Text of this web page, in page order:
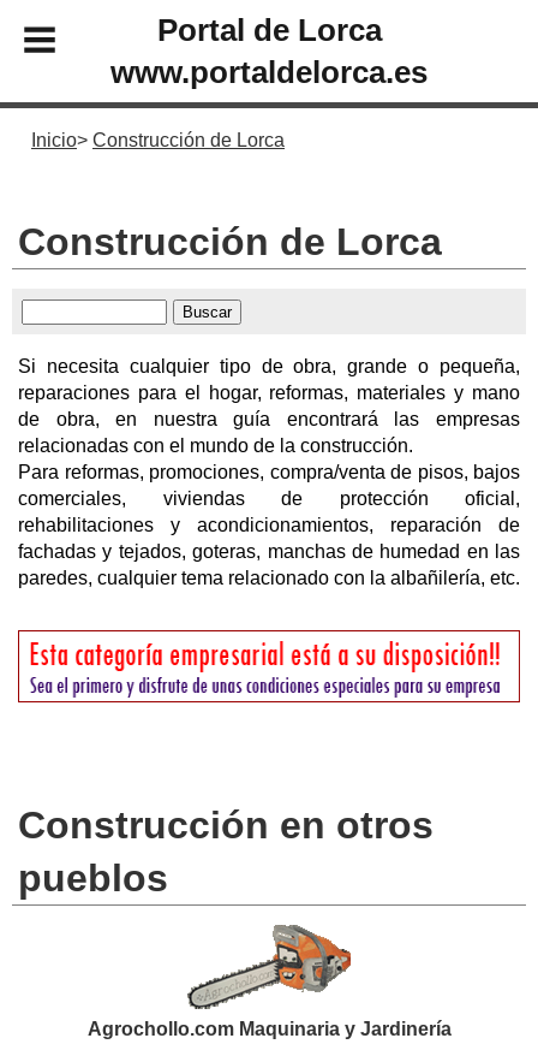
Portal de Lorca
www.portaldelorca.es
Inicio Construcción de Lorca
Construcción de Lorca
Si necesita cualquier tipo de obra, grande o pequeña,
reparaciones para el hogar, reformas, materiales y mano
de obra, en nuestra guía encontrará las empresas
relacionadas con el mundo de la construcción.
Para reformas, promociones, compra/venta de pisos, bajos
comerciales, viviendas de protección oficial,
rehabilitaciones y acondicionamientos, reparación de
fachadas y tejados, goteras, manchas de humedad en las
paredes, cualquier tema relacionado con la albañilería, etc.
Construcción en otros
pueblos
Agrochollo.com Maquinaria y Jardinería